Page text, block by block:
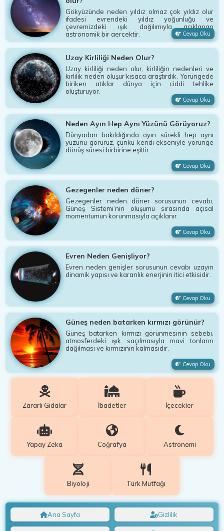
Gökyüzünde neden yıldız olmaz çok yıldız olur
ifadesi evrendeki yıldız yoğunluğu ve
çevremizdeki ışık dağılımıyla açıklanan
astronomik bir gerçektir.
Cevap Oku
Uzay Kirliliği Neden Olur?
Uzay kirliliği neden olur, kirliliğin nedenleri ve
kirlilik neden oluşur kısaca araştırdık. Yörüngede
biriken atıklar dünya için ciddi tehlike
oluşturuyor.
Cevap Oku
Neden Ayın Hep Aynı Yüzünü Görüyoruz?
Dünyadan bakıldığında ayın sürekli hep aynı
yüzünü görürüz, çünkü kendi ekseniyle yörünge
dönüş süresi birbirine eşittir.
Cevap Oku
Gezegenler neden döner?
Gezegenler neden döner sorusunun cevabı,
Güneş Sistemi’nin oluşumu sırasında açısal
momentumun korunmasıyla açıklanır.
Cevap Oku
Evren Neden Genişliyor?
Evren neden genişler sorusunun cevabı uzayın
dinamik yapısı ve karanlık enerjinin itici etkisidir.
Cevap Oku
Güneş neden batarken kırmızı görünür?
Güneş batarken kırmızı görünmesinin sebebi,
atmosferdeki ışık saçılmasıyla mavi tonların
dağılması ve kırmızının kalmasıdır.
Cevap Oku
Zararlı Gıdalar İbadetler İçecekler
Yapay Zeka Coğrafya Astronomi
Biyoloji Türk Mutfağı
Ana Sayfa Gizlilik